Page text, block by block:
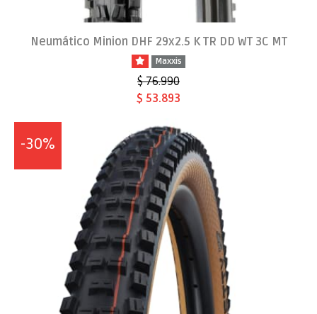
Neumático Minion DHF 29x2.5 K TR DD WT 3C MT
Maxxis
$ 76.990
$ 53.893
-30%